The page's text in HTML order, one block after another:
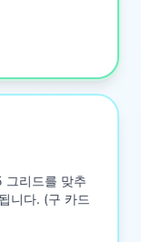
그리드를 맞추
니다. (구 카드